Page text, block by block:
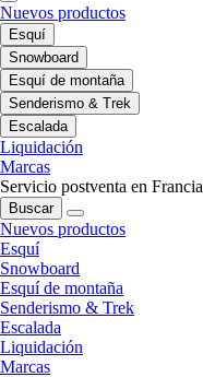
Nuevos productos
Esquí
Snowboard
Esquí de montaña
Senderismo & Trek
Escalada
Liquidación
Marcas
Servicio postventa en Francia
Buscar
Nuevos productos
Esquí
Snowboard
Esquí de montaña
Senderismo & Trek
Escalada
Liquidación
Marcas